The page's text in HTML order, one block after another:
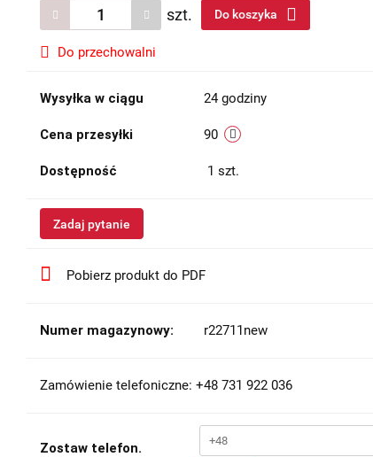
szt. Do koszyka
Do przechowalni
Wysyłka w ciągu 24 godziny
Cena przesyłki 90
Dostępność 1 szt.
Zadaj pytanie
Pobierz produkt do PDF
Numer magazynowy: r22711new
Zamówienie telefoniczne: +48 731 922 036
Zostaw telefon.